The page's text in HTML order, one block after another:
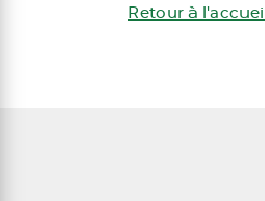
Retour à l'accueil